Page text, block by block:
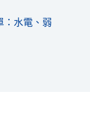
：水電、弱